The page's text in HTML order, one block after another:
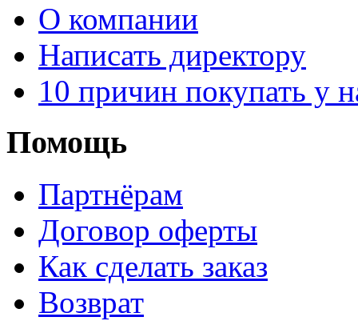
О компании
Написать директору
10 причин покупать у
Помощь
Партнёрам
Договор оферты
Как сделать заказ
Возврат